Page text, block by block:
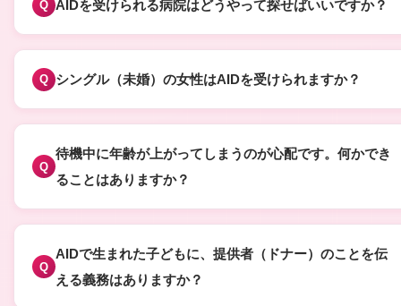
Q AIDを受けられる病院はどうやって探せばいいですか？
日本産科婦人科学会（JSOG）に倫理委員会の承認を得てAID
を実施している施設の情報がありますが、施設名の一般公開
に「AIDを実施しているか、または実施施設を紹介してもら
るか」を相談するのが現実的なアプローチです。また、大学
属病院の生殖医療センターは実施施設である可能性が比較的
Q シングル（未婚）の女性はAIDを受けられますか？
日本産科婦人科学会は2020年以降、単身女性へのAIDを認め
方向で指針を整理しています。ただし、これは学会指針の変
であり、各医療機関が必ずしもこれに従う義務はありません
て大きく異なり、「婚姻カップルのみ」という方針を継続し
いる施設もあります。問い合わせる際には、「未婚のシング
女性でも対応可能かどうか」を直接確認することを強くお勧
Q
待機中に年齢が上がってしまうのが心配です。何かでき
ることはありますか？
待機期間中の年齢上昇は確かに懸念されますが、この期間を
効活用することで、実際の治療開始時の成功率を高めること
できます。具体的には、婦人科的な精密検査を受けて潜在的
Q
AIDで生まれた子どもに、提供者（ドナー）のことを伝
える義務はありますか？